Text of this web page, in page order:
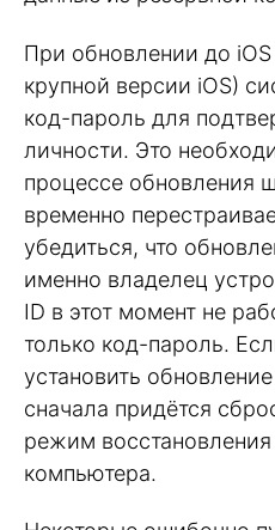
При обновлении до
крупной версии iOS)
код-пароль для
личности. Это
процессе обновления
временно
убедиться, что
именно владелец
ID в этот момент не
только код-пароль.
установить
сначала придётся
режим
компьютера.